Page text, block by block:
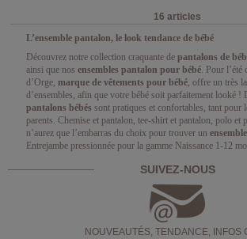
16 articles
L’ensemble pantalon, le look tendance de bébé
Découvrez notre collection craquante de pantalons de
ainsi que nos ensembles pantalon pour bébé. Pour l’été
d’Orge, marque de vêtements pour bébé, offre un très
d’ensembles, afin que votre bébé soit parfaitement looké !
pantalons bébés sont pratiques et confortables, tant pour
parents. Chemise et pantalon, tee-shirt et pantalon, polo
n’aurez que l’embarras du choix pour trouver un
Entrejambe pressionnée pour la gamme Naissance 1-12
SUIVEZ-NOUS
NOUVEAUTÉS, TENDANCE, INFOS